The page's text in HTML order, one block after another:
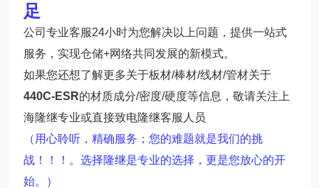
足
公司专业客服24小时为您解决以上问题，提供一站式
服务，实现仓储+网络共同发展的新模式。
如果您还想了解更多关于板材/棒材/线材/管材关于
440C-ESR的材质成分/密度/硬度等信息，敬请关注上
海隆继专业或直接致电隆继客服人员
（用心聆听，精确服务；您的难题就是我们的挑
战！！！。选择隆继是专业的选择，更是您放心的开
始。）